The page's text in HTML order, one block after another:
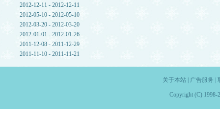
2012-12-11 - 2012-12-11
2012-05-10 - 2012-05-10
2012-03-20 - 2012-03-20
2012-01-01 - 2012-01-26
2011-12-08 - 2011-12-29
2011-11-10 - 2011-11-21
关于本站| 广告服务
Copyright (C) 1998-